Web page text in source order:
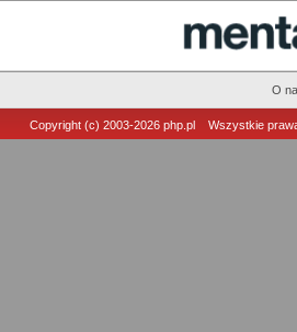
O
Copyright (c) 2003-2026 php.plWszystkie